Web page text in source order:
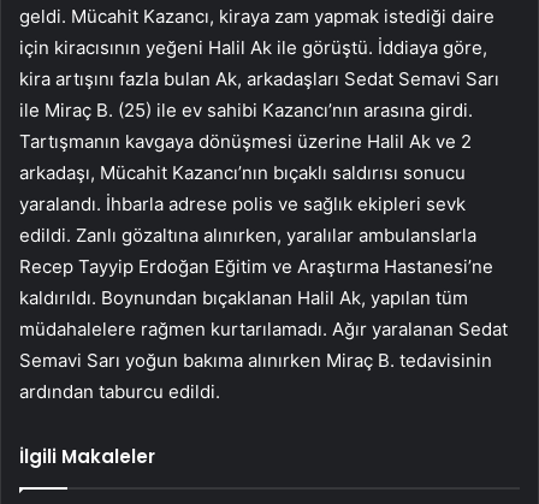
geldi. Mücahit Kazancı, kiraya zam yapmak istediği daire
için kiracısının yeğeni Halil Ak ile görüştü. İddiaya göre,
kira artışını fazla bulan Ak, arkadaşları Sedat Semavi Sarı
ile Miraç B. (25) ile ev sahibi Kazancı’nın arasına girdi.
Tartışmanın kavgaya dönüşmesi üzerine Halil Ak ve 2
arkadaşı, Mücahit Kazancı’nın bıçaklı saldırısı sonucu
yaralandı. İhbarla adrese polis ve sağlık ekipleri sevk
edildi. Zanlı gözaltına alınırken, yaralılar ambulanslarla
Recep Tayyip Erdoğan Eğitim ve Araştırma Hastanesi’ne
kaldırıldı. Boynundan bıçaklanan Halil Ak, yapılan tüm
müdahalelere rağmen kurtarılamadı. Ağır yaralanan Sedat
Semavi Sarı yoğun bakıma alınırken Miraç B. tedavisinin
ardından taburcu edildi.
İlgili Makaleler